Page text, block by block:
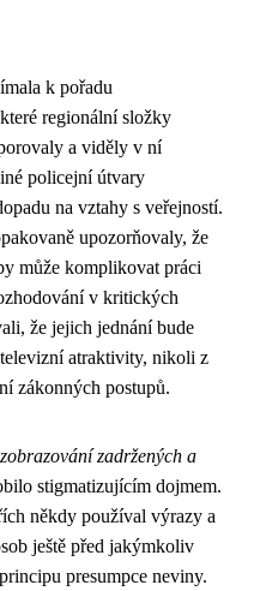
k pořadu
regionální složky
a viděly v ní
policejní útvary
na vztahy s veřejností.
upozorňovaly, že
může komplikovat práci
v kritických
že jejich jednání bude
atraktivity, nikoli z
zákonných postupů.
zobrazování zadržených a
stigmatizujícím dojmem.
někdy používal výrazy a
ještě před jakýmkoliv
presumpce neviny.